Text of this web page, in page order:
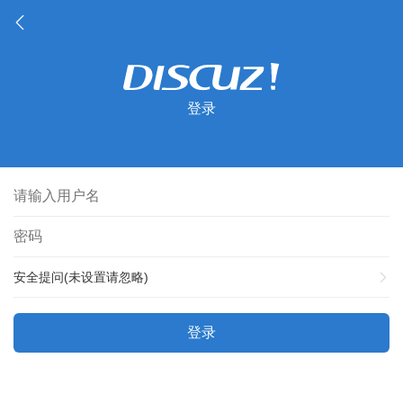
登录
安全提问(未设置请忽略)
登录